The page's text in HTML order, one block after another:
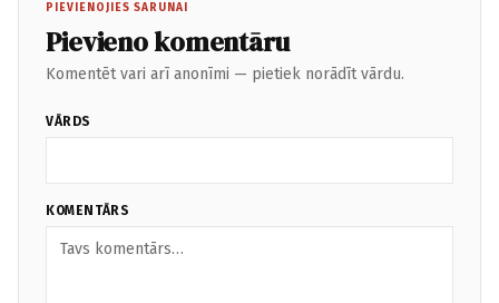
PIEVIENOJIES SARUNAI
Pievieno komentāru
Komentēt vari arī anonīmi — pietiek norādīt vārdu.
VĀRDS
KOMENTĀRS